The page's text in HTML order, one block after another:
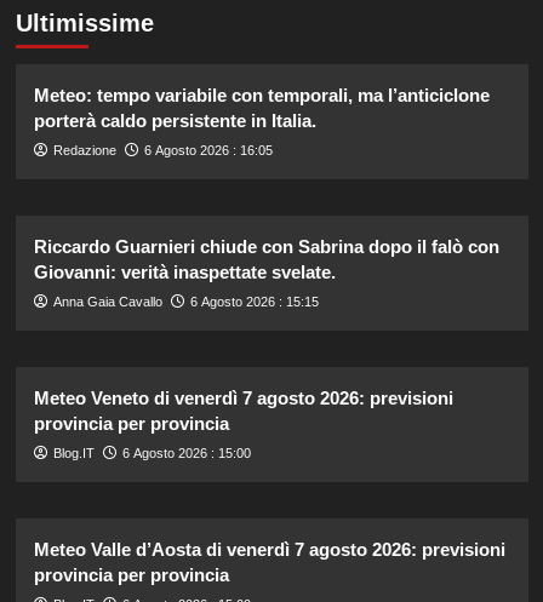
Ultimissime
Meteo: tempo variabile con temporali, ma l’anticiclone
porterà caldo persistente in Italia.
Redazione 6 Agosto 2026 : 16:05
Riccardo Guarnieri chiude con Sabrina dopo il falò con
Giovanni: verità inaspettate svelate.
Anna Gaia Cavallo 6 Agosto 2026 : 15:15
Meteo Veneto di venerdì 7 agosto 2026: previsioni
provincia per provincia
Blog.IT 6 Agosto 2026 : 15:00
Meteo Valle d’Aosta di venerdì 7 agosto 2026: previsioni
provincia per provincia